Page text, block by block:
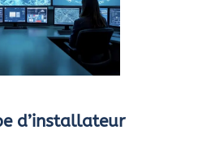
d’installateur